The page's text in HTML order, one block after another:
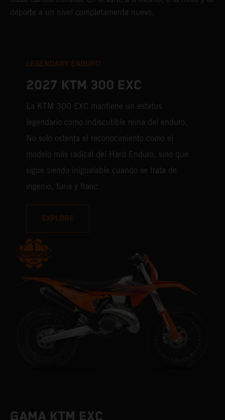
deporte a un nivel completamente nuevo.
LEGENDARY ENDURO
2027 KTM 300 EXC
La KTM 300 EXC mantiene un estatus
legendario como indiscutible reina del enduro.
No solo ostenta el reconocimiento como el
modelo más radical del Hard Enduro, sino que
sigue siendo inigualable cuando se trata de
ingenio, furia y franc
EXPLORE
GAMA KTM EXC